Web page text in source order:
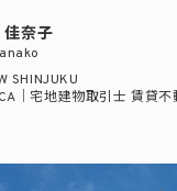
佳奈子
SHINJUKU
｜宅地建物取引士 賃貸不